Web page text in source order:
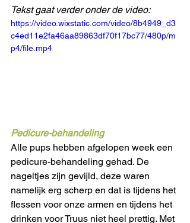
Tekst gaat verder onder de video:
https://video.wixstatic.com/video/8b4949_d3
c4ed11e2fa46aa89863df70f17bc77/480p/m
p4/file.mp4
Pedicure-behandeling
Alle pups hebben afgelopen week een
pedicure-behandeling gehad. De
nageltjes zijn gevijld, deze waren
namelijk erg scherp en dat is tijdens het
flessen voor onze armen en tijdens het
drinken voor Truus niet heel prettig. Met